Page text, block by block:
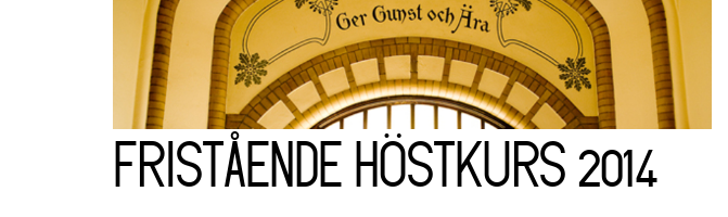
FRISTÅENDE HÖSTKURS 2014